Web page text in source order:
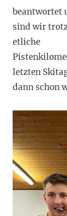
beantwortet
sind wir
etliche
letzten
dann schon